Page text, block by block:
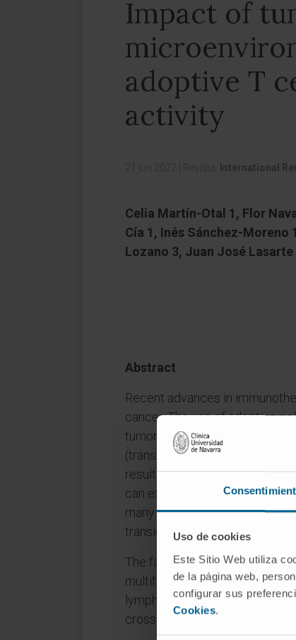
Uso de cookies
Este Sitio Web utiliza
de la página web,
configurar sus
Cookies.
Impact of
adoptive T
activity
21 jun 2022 Revista: International
Celia Martín-Otal 1, Flor
Cía 1, Inés Sánchez-Moreno
Lozano 3, Juan José Lasarte
Abstract
Recent advances in
cancer. The use of adoptive
tumor-infiltrating lymphocytes
(transgenic TCR lymphocytes
results in the treatment of
can exploit mechanisms to
many patients not responding
transiently.
The failure of immunotherapy
multifactorial. On the one
lymphocytes can circulate
crossing the tumor